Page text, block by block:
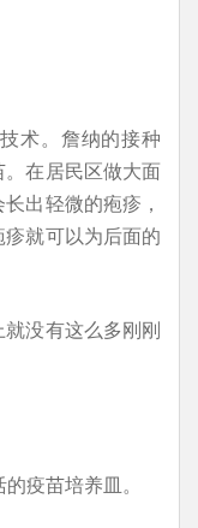
术。詹纳的接种
在居民区做大面
出轻微的疱疹，
就可以为后面的
没有这么多刚刚
疫苗培养皿。